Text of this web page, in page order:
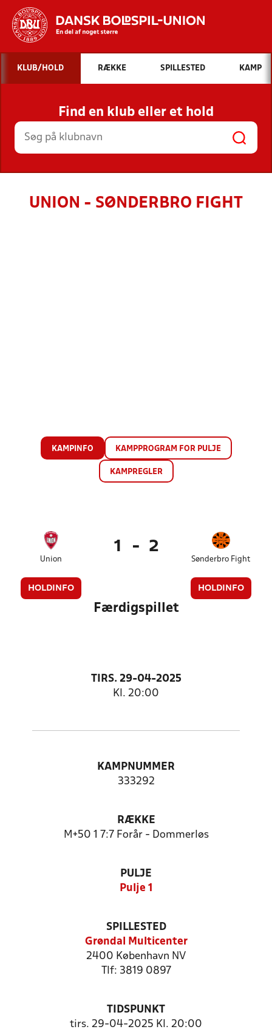
Hvad vil du søge efter?
INDHOLD OG NYHEDER
STILLINGER, RESULTATER, KLUBBER OG
HOLD
KLUB/HOLD RÆKKE SPILLESTED KAMP
Find en klub eller et hold
UNION - SØNDERBRO FIGHT
KAMPINFO KAMPPROGRAM FOR PULJE
KAMPREGLER
Union
HOLDINFO
1 - 2
Sønderbro Fight
HOLDINFO
Færdigspillet
TIRS. 29-04-2025
Kl. 20:00
KAMPNUMMER
333292
RÆKKE
M+50 1 7:7 Forår - Dommerløs
PULJE
Pulje 1
SPILLESTED
Grøndal Multicenter
2400 København NV
Tlf: 3819 0897
TIDSPUNKT
tirs. 29-04-2025 Kl. 20:00